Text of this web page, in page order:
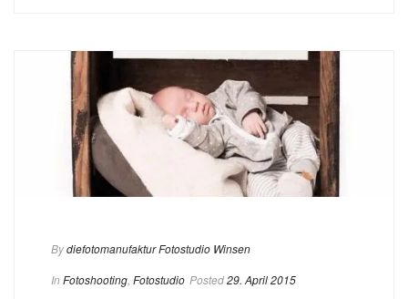
Bydiefotomanufaktur Fotostudio Winsen
In Fotoshooting Fotostudio Posted29. April 2015